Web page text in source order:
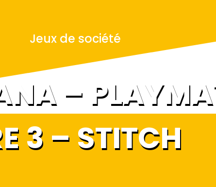
Jeux de société
–
3 – STITCH